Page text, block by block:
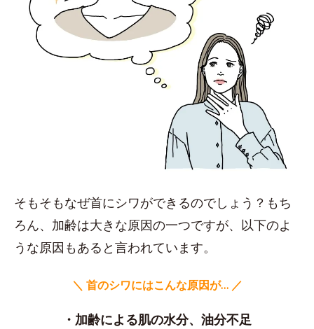
そもそもなぜ首にシワができるのでしょう？もち
ろん、加齢は大きな原因の一つですが、以下のよ
うな原因もあると言われています。
＼ 首のシワにはこんな原因が… ／
・加齢による肌の水分、油分不足